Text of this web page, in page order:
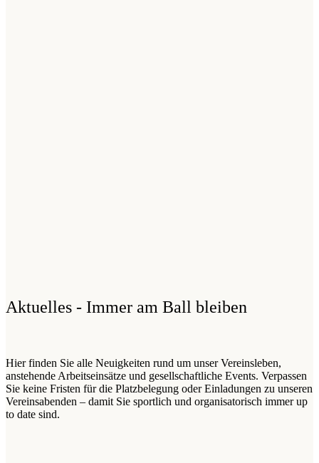
Aktuelles - Immer am Ball bleiben
Hier finden Sie alle Neuigkeiten rund um unser Vereinsleben,
anstehende Arbeitseinsätze und gesellschaftliche Events. Verpassen
Sie keine Fristen für die Platzbelegung oder Einladungen zu unseren
Vereinsabenden – damit Sie sportlich und organisatorisch immer up
to date sind.